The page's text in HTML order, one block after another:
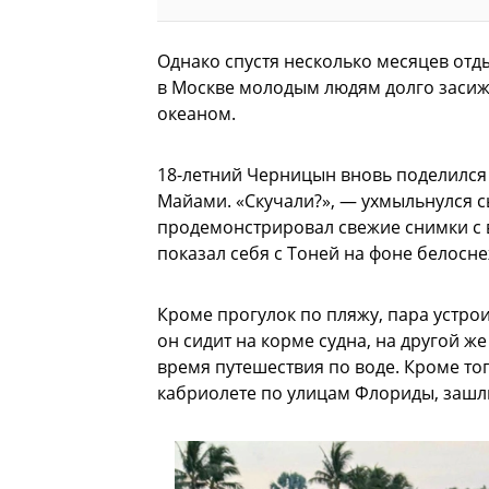
Однако спустя несколько месяцев
в Москве молодым людям долго
океаном.
18-летний Черницын вновь
Майами. «Скучали?», — ухмыльнулся
продемонстрировал свежие снимки
показал себя с Тоней на фоне
Кроме прогулок по пляжу, пара
он сидит на корме судна, на другой
время путешествия по воде. Кроме
кабриолете по улицам Флориды,